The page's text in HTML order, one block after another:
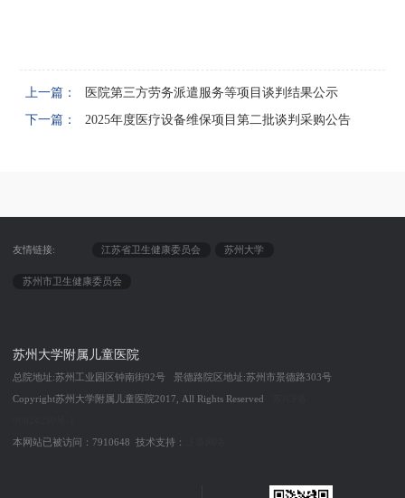
上一篇：
医院第三方劳务派遣服务等项目谈判结果公示
下一篇：
2025年度医疗设备维保项目第二批谈判采购公告
友情链接: 江苏省卫生健康委员会 苏州大学
苏州市卫生健康委员会
苏州大学附属儿童医院
总院地址:苏州工业园区钟南街92号 景德路院区地址:苏州市景德路303号
Copyright苏州大学附属儿童医院2017, All Rights Reserved
本网站已被访问：7910648 技术支持：